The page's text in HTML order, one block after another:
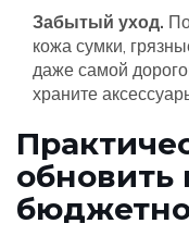
Забытый уход.
кожа сумки,
даже самой
храните
обновить